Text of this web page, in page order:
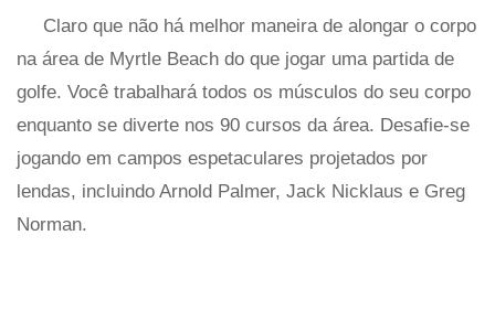
Claro que não há melhor maneira de alongar o corpo
na área de Myrtle Beach do que jogar uma partida de
golfe. Você trabalhará todos os músculos do seu corpo
enquanto se diverte nos 90 cursos da área. Desafie-se
jogando em campos espetaculares projetados por
lendas, incluindo Arnold Palmer, Jack Nicklaus e Greg
Norman.